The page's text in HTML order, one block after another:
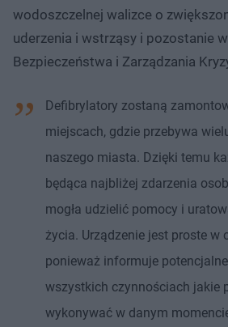
wodoszczelnej walizce o
uderzenia i wstrząsy i pozostanie
Bezpieczeństwa i Zarządzania
Defibrylatory zostaną
miejscach, gdzie przebywa
naszego miasta. Dzięki temu
będąca najbliżej zdarzenia
mogła udzielić pomocy i
życia. Urządzenie jest proste w
ponieważ informuje
wszystkich czynnościach jakie
wykonywać w danym